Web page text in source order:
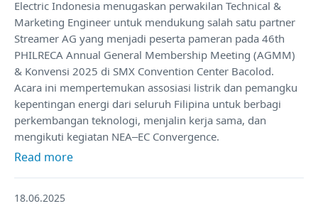
Electric Indonesia menugaskan perwakilan Technical &
Marketing Engineer untuk mendukung salah satu partner
Streamer AG yang menjadi peserta pameran pada 46th
PHILRECA Annual General Membership Meeting (AGMM)
& Konvensi 2025 di SMX Convention Center Bacolod.
Acara ini mempertemukan assosiasi listrik dan pemangku
kepentingan energi dari seluruh Filipina untuk berbagi
perkembangan teknologi, menjalin kerja sama, dan
mengikuti kegiatan NEA–EC Convergence.
Read more
18.06.2025